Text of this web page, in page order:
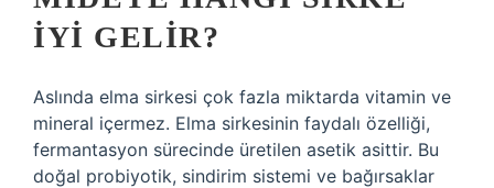
IYI GELIR?
Aslında elma sirkesi çok fazla miktarda vitamin ve
mineral içermez. Elma sirkesinin faydalı özelliği,
fermantasyon sürecinde üretilen asetik asittir. Bu
doğal probiyotik, sindirim sistemi ve bağırsaklar